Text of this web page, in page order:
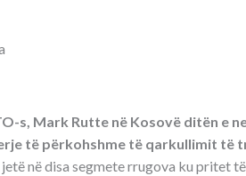
s, Mark Rutte në Kosovë ditën e
të përkohshme të qarkullimit të
në disa segmete rrugova ku pritet